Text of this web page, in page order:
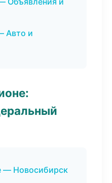
Авто и
— Новосибирск